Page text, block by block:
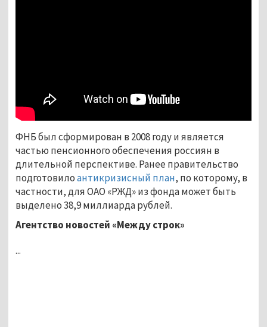
ФНБ был сформирован в 2008 году и является
частью пенсионного обеспечения россиян в
длительной перспективе. Ранее правительство
подготовилоантикризисный план, по которому, в
частности, для ОАО «РЖД» из фонда может быть
выделено 38,9 миллиарда рублей.
Агентство новостей «Между строк»
...